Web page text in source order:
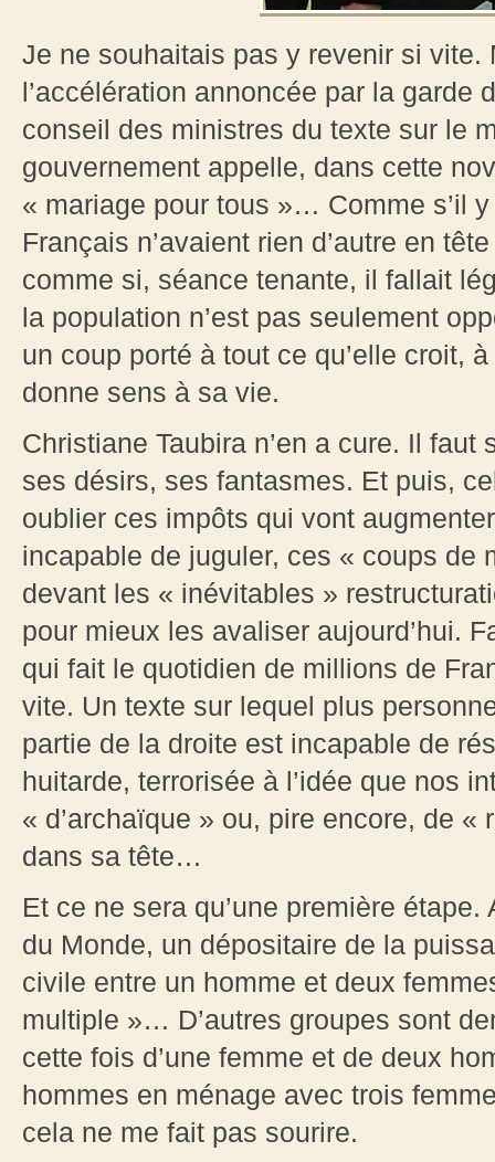
Je ne souhaitais pas y revenir si vite.
l’accélération annoncée par la garde
conseil des ministres du texte sur le
gouvernement appelle, dans cette
« mariage pour tous »… Comme s’il
Français n’avaient rien d’autre en
comme si, séance tenante, il fallait
la population n’est pas seulement
un coup porté à tout ce qu’elle croit,
donne sens à sa vie.
Christiane Taubira n’en a cure. Il
ses désirs, ses fantasmes. Et puis,
oublier ces impôts qui vont
incapable de juguler, ces « coups de
devant les « inévitables »
pour mieux les avaliser aujourd’hui.
qui fait le quotidien de millions de
vite. Un texte sur lequel plus
partie de la droite est incapable de
huitarde, terrorisée à l’idée que nos
« d’archaïque » ou, pire encore, de
dans sa tête…
Et ce ne sera qu’une première
du Monde, un dépositaire de la
civile entre un homme et deux
multiple »… D’autres groupes sont
cette fois d’une femme et de deux
hommes en ménage avec trois
cela ne me fait pas sourire.